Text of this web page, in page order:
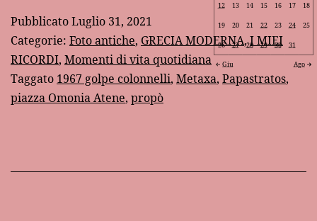
fa:
la
mia
prima
PubblicatoLuglio 31, 2021
Categorie: Foto antiche, GRECIA MODERNA,I MIEI
RICORDI, Momenti di vita quotidiana
Taggato 1967 golpe colonnelli, Metaxa, Papastratos,
piazza Omonia Atene, propò
12 13 14 15 16 17 18
19 20 21 22 23 24 25
26 27 28 29 30 31
Giu Ago